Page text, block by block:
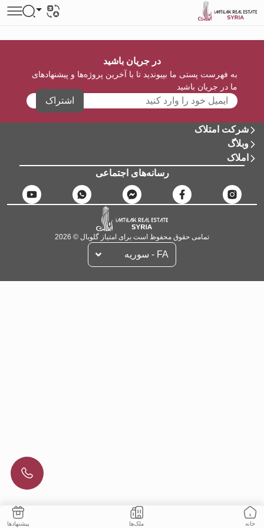
خانه ملک‌ها پیشنهادها
در جریان باشید
به فهرست پستی ما بپیوندید تا با آخرین پروژه‌ها و پیشنهادهای
ما در جریان باشید
اشتراک
شرکت امتلاک
وبلاگ
املاک
رسانه‌های اجتماعی
تمامی حقوق محفوظ است برای امتیاز گلوبال © 2026
FA - سوریه